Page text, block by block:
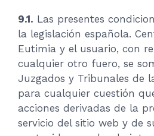
9.1. Las presentes
la legislación española.
Eutimia y el usuario, con
cualquier otro fuero, se
Juzgados y Tribunales de
para cualquier cuestión
acciones derivadas de la
servicio del sitio web y de